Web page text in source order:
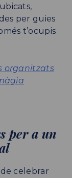
per guies
t’ocupis
organitzats
per a un
celebrar